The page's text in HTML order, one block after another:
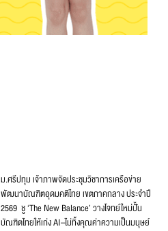
ม.ศรีปทุม เจ้าภาพจัดประชุมวิชาการเครือข่าย
พัฒนาบัณฑิตอุดมคติไทย เขตภาคกลาง ประจำปี
2569 ชู ‘The New Balance’ วางโจทย์ใหม่ปั้น
บัณฑิตไทยให้เก่ง AI–ไม่ทิ้งคุณค่าความเป็นมนุษย์